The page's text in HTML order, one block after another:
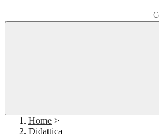
Home >
Didattica